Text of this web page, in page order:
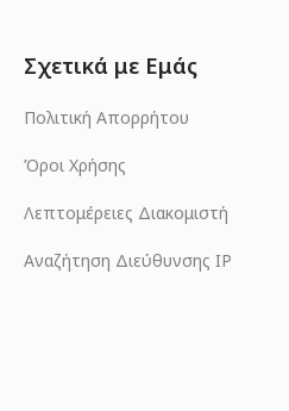
Σχετικά με Εμάς
Πολιτική Απορρήτου
Όροι Χρήσης
Λεπτομέρειες Διακομιστή
Αναζήτηση Διεύθυνσης IP